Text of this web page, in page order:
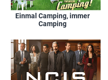
Einmal Camping, immer
Camping